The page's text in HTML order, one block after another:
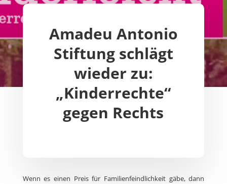
Amadeu Antonio
Stiftung schlägt
wieder zu:
„Kinderrechte“
gegen Rechts
Wenn es einen Preis für Familienfeindlichkeit gäbe, dann